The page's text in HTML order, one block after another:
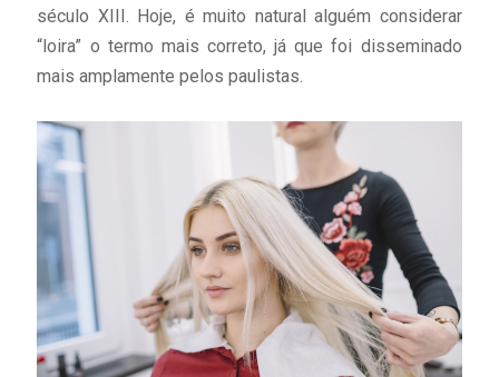
século XIII. Hoje, é muito natural alguém considerar
“loira” o termo mais correto, já que foi disseminado
mais amplamente pelos paulistas.